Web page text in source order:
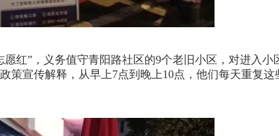
红”，义务值守青阳路社区的9个老旧小区，对进入小
策宣传解释，从早上7点到晚上10点，他们每天重复这